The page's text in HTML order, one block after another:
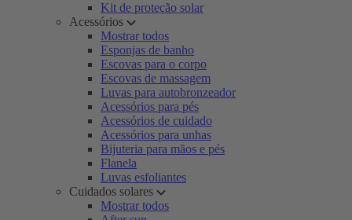
Kit de proteção solar
Acessórios
Mostrar todos
Esponjas de banho
Escovas para o corpo
Escovas de massagem
Luvas para autobronzeador
Acessórios para pés
Acessórios de cuidado
Acessórios para unhas
Bijuteria para mãos e pés
Flanela
Luvas esfoliantes
Cuidados solares
Mostrar todos